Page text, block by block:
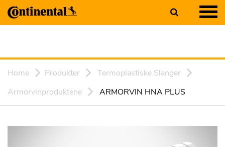
Home Produkter
Termoplastiske Slanger
Armorvinproduktene
ARMORVIN HNA PLUS